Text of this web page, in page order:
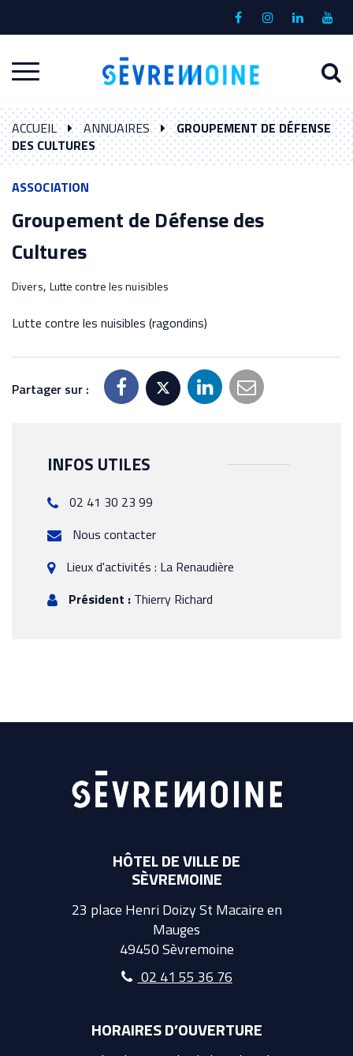
Lien
compte
Lien
Lien
compte
Lien
la
Aller
à
la
navigation
à
ACCUEIL ANNUAIRES
GROUPEMENT DE DÉFENSE
DES CULTURES
ASSOCIATION
Groupement de Défense des
Cultures
Divers, Lutte contre les nuisibles
Lutte contre les nuisibles (ragondins)
Partager sur :
INFOS UTILES
02 41 30 23 99
Nous contacter
Lieux d'activités : La Renaudière
Président : Thierry Richard
HÔTEL DE VILLE DE
SÈVREMOINE
23 place Henri Doizy St Macaire en
Mauges
49450 Sèvremoine
02 41 55 36 76
HORAIRES D’OUVERTURE